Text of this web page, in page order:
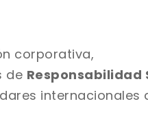
corporativa,
de Responsabilidad
internacionales